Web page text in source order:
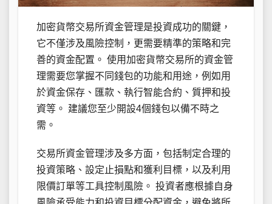
加密貨幣交易所資金管理是投資成功的關鍵，
它不僅涉及風險控制，更需要精準的策略和完
善的資金配置。 使用加密貨幣交易所的資金管
理需要您掌握不同錢包的功能和用途，例如用
於資金保存、匯款、執行智能合約、質押和投
資等。 建議您至少開設4個錢包以備不時之
需。
交易所資金管理涉及多方面，包括制定合理的
投資策略、設定止損點和獲利目標，以及利用
限價訂單等工具控制風險。 投資者應根據自身